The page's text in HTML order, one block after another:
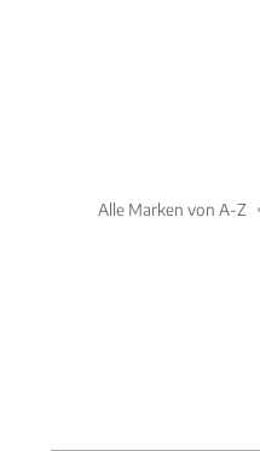
Alle Marken von A-Z